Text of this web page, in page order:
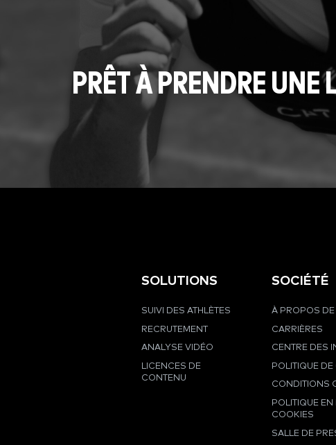
PRÊT À PRENDRE
SOLUTIONS
SUIVI DES ATHLÈTES
RECRUTEMENT
ANALYSE VIDÉO
LICENCES DE
CONTENU
SOCIÉTÉ
À PROPOS DE
CARRIÈRES
CENTRE DES
POLITIQUE
CONDITIONS
POLITIQUE EN
COOKIES
SALLE DE